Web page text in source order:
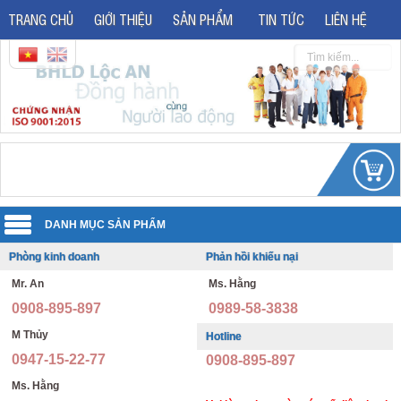
TRANG CHỦ GIỚI THIỆU SẢN PHẨM TIN TỨC LIÊN HỆ
Quần áo đồng phục
Đồng phục văn phòng
Đồng phục bảo vệ thông tư 08
Giày bảo hộ lao động
Giày bảo hộ nhập khẩu
Phòng kinh doanh
Mr. An
0908-895-897
M Thủy
0947-15-22-77
Ms. Hằng
Phản hồi khiếu nại
Ms. Hằng
0989-58-3838
Hotline
0908-895-897